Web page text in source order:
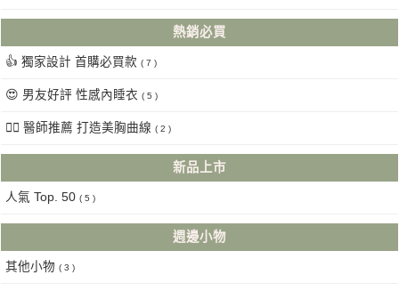
熱銷必買
👍 獨家設計 首購必買款 ( 7 )
😍 男友好評 性感內睡衣 ( 5 )
👩‍⚕️ 醫師推薦 打造美胸曲線 ( 2 )
新品上市
人氣 Top. 50 ( 5 )
週邊小物
其他小物 ( 3 )